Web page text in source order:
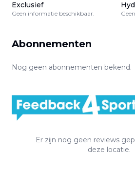
Exclusief
Geen informatie beschikbaar.
Abonnementen
Nog geen abonnementen bekend.
Er zijn nog geen reviews
deze locatie.